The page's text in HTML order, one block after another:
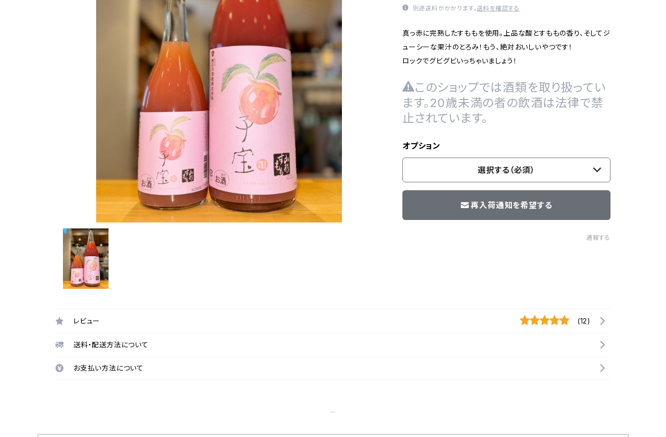
別途送料がかかります。送料を確認する
真っ赤に完熟したすももを使用。上品な酸とすももの香り、そしてジ
ューシーな果汁のとろみ！もう、絶対おいしいやつです！
ロックでグビグビいっちゃいましょう！
このショップでは酒類を取り扱ってい
ます。20歳未満の者の飲酒は法律で禁
止されています。
オプション
選択する（必須）
再入荷通知を希望する
通報する
レビュー (12)
送料・配送方法について
お支払い方法について